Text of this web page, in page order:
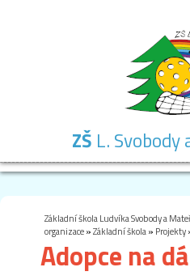
ZŠ L. Svobody
Základní škola Ludvíka Svobody a
organizace»Základní škola» Projekty
Adopce na